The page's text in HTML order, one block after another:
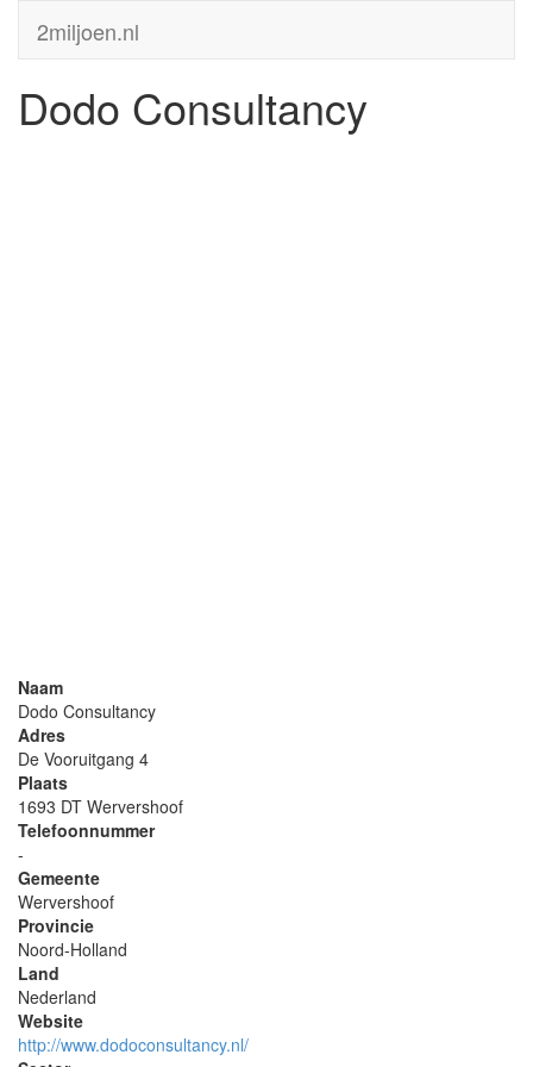
2miljoen.nl
Dodo Consultancy
Naam
Dodo Consultancy
Adres
De Vooruitgang 4
Plaats
1693 DT Wervershoof
Telefoonnummer
-
Gemeente
Wervershoof
Provincie
Noord-Holland
Land
Nederland
Website
http://www.dodoconsultancy.nl/